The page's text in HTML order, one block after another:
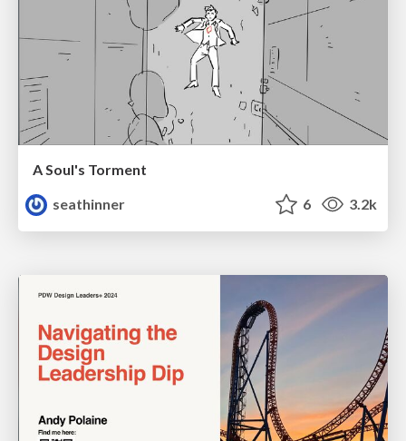
A Soul's Torment
seathinner
6 3.2k